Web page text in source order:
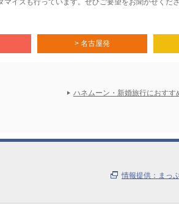
イズも行っています。ぜひご要望をお聞かせくださ
> 名古屋発
ハネムーン・新婚旅行におすす
情報提供：まっ